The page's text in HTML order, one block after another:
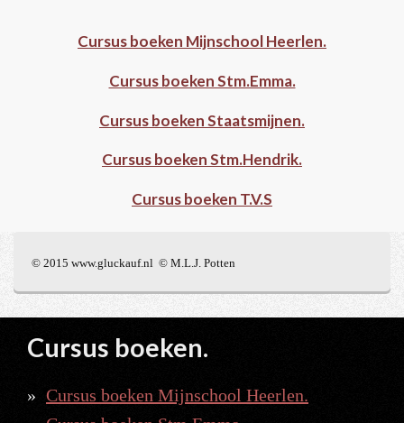
Cursus boeken Mijnschool Heerlen.
Cursus boeken Stm.Emma.
Cursus boeken Staatsmijnen.
Cursus boeken Stm.Hendrik.
Cursus boeken T.V.S
© 2015 www.gluckauf.nl © M.L.J. Potten
Cursus boeken.
Cursus boeken Mijnschool Heerlen.